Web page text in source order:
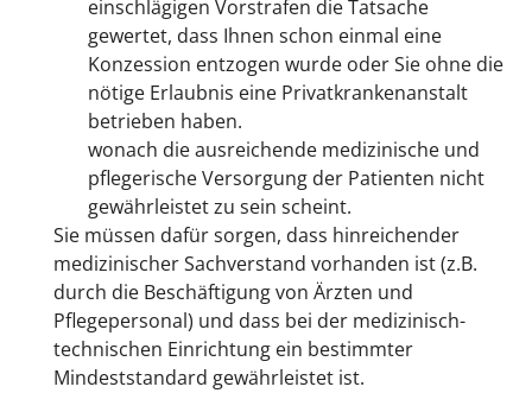
einschlägigen Vorstrafen die Tatsache
gewertet, dass Ihnen schon einmal eine
Konzession entzogen wurde oder Sie ohne die
nötige Erlaubnis eine Privatkrankenanstalt
betrieben haben.
wonach die ausreichende medizinische und
pflegerische Versorgung der Patienten nicht
gewährleistet zu sein scheint.
Sie müssen dafür sorgen, dass hinreichender
medizinischer Sachverstand vorhanden ist (z.B.
durch die Beschäftigung von Ärzten und
Pflegepersonal) und dass bei der medizinisch-
technischen Einrichtung ein bestimmter
Mindeststandard gewährleistet ist.